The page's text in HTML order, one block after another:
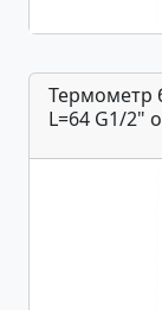
Термометр
L=64 G1/2"